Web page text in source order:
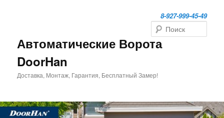
Автоматические Ворота
DoorHan
Доставка, Монтаж, Гарантия, Бесплатный Замер!
8-927-999-45-49
Поиск